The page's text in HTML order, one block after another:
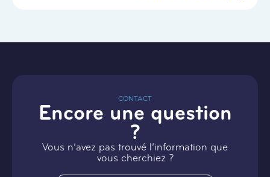
CONTACT
Encore une question
?
Vous n’avez pas trouvé l’information que
vous cherchiez ?